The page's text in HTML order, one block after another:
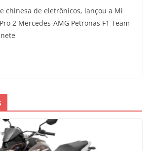
chinesa de eletrônicos, lançou a Mi
2 Mercedes-AMG Petronas F1 Team